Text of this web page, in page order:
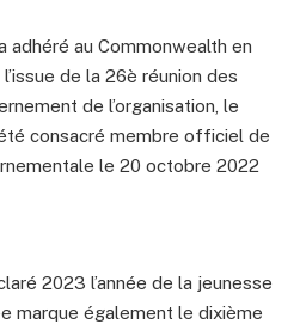
adhéré au Commonwealth en
de la 26è réunion des
de l’organisation, le
consacré membre officiel de
le 20 octobre 2022
2023 l’année de la jeunesse
marque également le dixième